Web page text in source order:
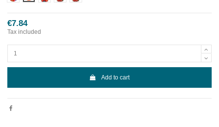
€7.84
Tax included
Add to cart